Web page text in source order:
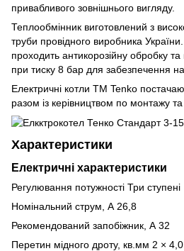
привабливого зовнішнього вигляду.
Теплообмінник виготовлений з
труби провідного виробника
проходить антикорозійну обробку та
при тиску 8 бар для забезпечення
Електричні котли ТМ Tenko
разом із керівництвом по монтажу та
Характеристики
Електричні характеристики
Регулювання потужності Три ступені
Номінальний струм, А 26,8
Рекомендований запобіжник, А 32
Перетин мідного дроту, кв.мм 2 × 4,0